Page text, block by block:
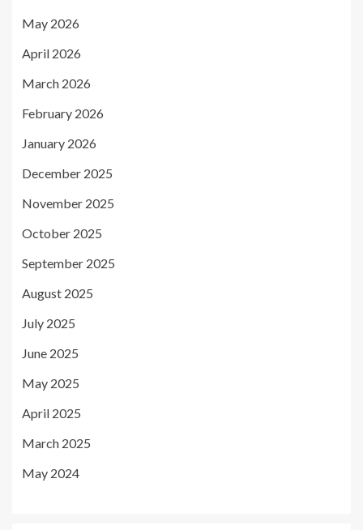
May 2026
April 2026
March 2026
February 2026
January 2026
December 2025
November 2025
October 2025
September 2025
August 2025
July 2025
June 2025
May 2025
April 2025
March 2025
May 2024